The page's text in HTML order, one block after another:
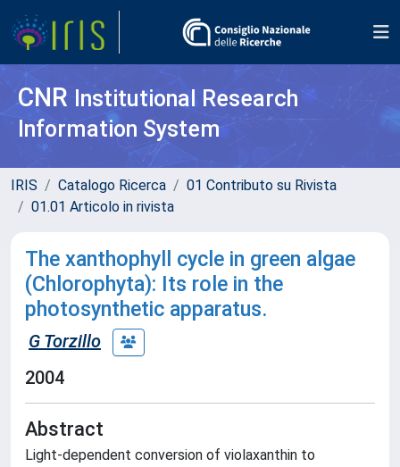
CNR Institutional Research
Information System
IRIS Catalogo Ricerca
01 Contributo su Rivista
01.01 Articolo in rivista
The xanthophyll cycle in green algae
(Chlorophyta): Its role in the
photosynthetic apparatus.
G Torzillo
2004
Abstract
Light-dependent conversion of violaxanthin to